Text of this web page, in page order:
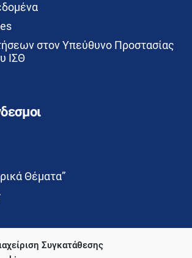
Συγκατάθεσης
στον Υπεύθυνο Προστασίας
ΙΣΘ
Θέματα”